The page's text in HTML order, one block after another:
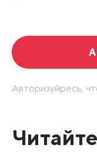
Авторизуйресь,